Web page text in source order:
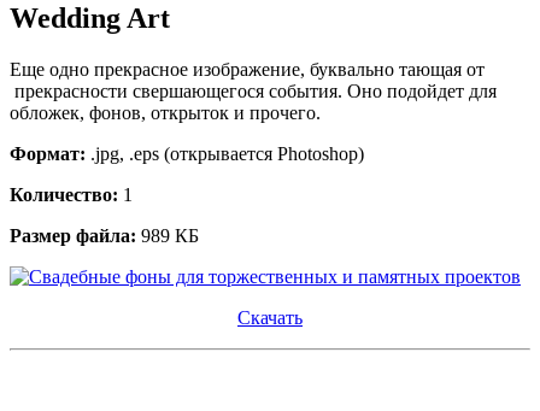
Wedding Art
Еще одно прекрасное изображение, буквально тающая от
прекрасности свершающегося события. Оно подойдет для
обложек, фонов, открыток и прочего.
Формат: .jpg, .eps (открывается Photoshop)
Количество: 1
Размер файла: 989 КБ
Скачать